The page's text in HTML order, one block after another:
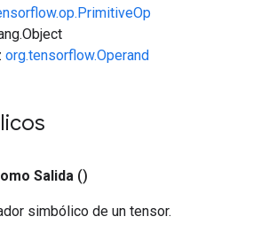
org.tensorflow.Operand
Salida ()
simbólico de un tensor.